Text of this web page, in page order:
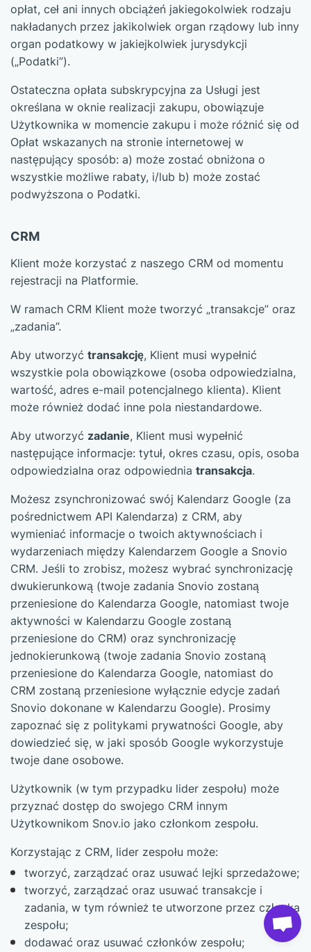
opłat, ceł ani innych obciążeń jakiegokolwiek rodzaju
nakładanych przez jakikolwiek organ rządowy lub inny
organ podatkowy w jakiejkolwiek jurysdykcji
(„Podatki”).
Ostateczna opłata subskrypcyjna za Usługi jest
określana w oknie realizacji zakupu, obowiązuje
Użytkownika w momencie zakupu i może różnić się od
Opłat wskazanych na stronie internetowej w
następujący sposób: a) może zostać obniżona o
wszystkie możliwe rabaty, i/lub b) może zostać
podwyższona o Podatki.
CRM
Klient może korzystać z naszego CRM od momentu
rejestracji na Platformie.
W ramach CRM Klient może tworzyć „transakcje” oraz
„zadania”.
Aby utworzyć transakcję, Klient musi wypełnić
wszystkie pola obowiązkowe (osoba odpowiedzialna,
wartość, adres e-mail potencjalnego klienta). Klient
może również dodać inne pola niestandardowe.
Aby utworzyć zadanie, Klient musi wypełnić
następujące informacje: tytuł, okres czasu, opis, osoba
odpowiedzialna oraz odpowiednia transakcja.
Możesz zsynchronizować swój Kalendarz Google (za
pośrednictwem API Kalendarza) z CRM, aby
wymieniać informacje o twoich aktywnościach i
wydarzeniach między Kalendarzem Google a Snovio
CRM. Jeśli to zrobisz, możesz wybrać synchronizację
dwukierunkową (twoje zadania Snovio zostaną
przeniesione do Kalendarza Google, natomiast twoje
aktywności w Kalendarzu Google zostaną
przeniesione do CRM) oraz synchronizację
jednokierunkową (twoje zadania Snovio zostaną
przeniesione do Kalendarza Google, natomiast do
CRM zostaną przeniesione wyłącznie edycje zadań
Snovio dokonane w Kalendarzu Google). Prosimy
zapoznać się z politykami prywatności Google, aby
dowiedzieć się, w jaki sposób Google wykorzystuje
twoje dane osobowe.
Użytkownik (w tym przypadku lider zespołu) może
przyznać dostęp do swojego CRM innym
Użytkownikom Snov.io jako członkom zespołu.
Korzystając z CRM, lider zespołu może:
tworzyć, zarządzać oraz usuwać lejki sprzedażowe;
tworzyć, zarządzać oraz usuwać transakcje i
zadania, w tym również te utworzone przez członka
zespołu;
dodawać oraz usuwać członków zespołu;